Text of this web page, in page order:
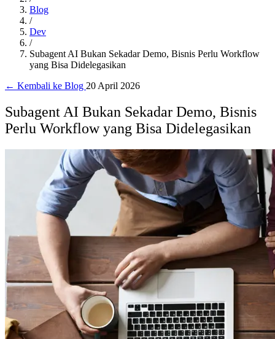
Blog
/
Dev
/
Subagent AI Bukan Sekadar Demo, Bisnis Perlu Workflow
yang Bisa Didelegasikan
← Kembali ke Blog 20 April 2026
Subagent AI Bukan Sekadar Demo, Bisnis
Perlu Workflow yang Bisa Didelegasikan